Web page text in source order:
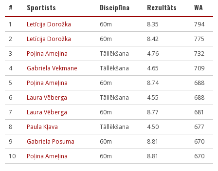
# Sportists Disciplīna Rezultāts WA
1 Letīcija Dorožka 60m 8.35
794
2
Letīcija Dorožka 60m 8.42
775
3
Poļina Ameļina Tāllēkšana 4.76
732
4
Gabriela Vekmane Tāllēkšana 4.65
709
5
Poļina Ameļina 60m 8.74
688
6
Laura Vēberga Tāllēkšana 4.55
688
7
Laura Vēberga 60m 8.77
681
8
Paula Kļava Tāllēkšana 4.50
677
9
Gabriela Posuma 60m 8.81
670
10
Poļina Ameļina 60m 8.81 670